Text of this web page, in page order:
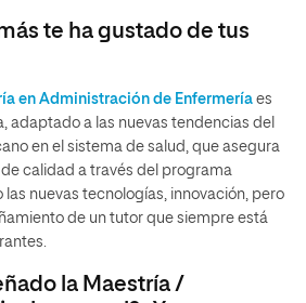
te ha gustado de tus
en Administración de Enfermería es
adaptado a las nuevas tendencias del
en el sistema de salud, que asegura
calidad a través del programa
nuevas tecnologías, innovación, pero
de un tutor que siempre está
la Maestría /